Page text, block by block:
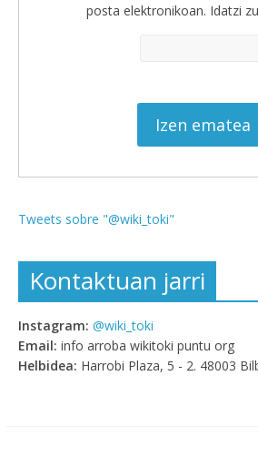
posta elektronikoan. Idatzi
Tweets sobre "@wiki_toki"
Kontaktuan jarri
Instagram: @wiki_toki
Email: info arroba wikitoki puntu org
Helbidea: Harrobi Plaza, 5 - 2. 48003